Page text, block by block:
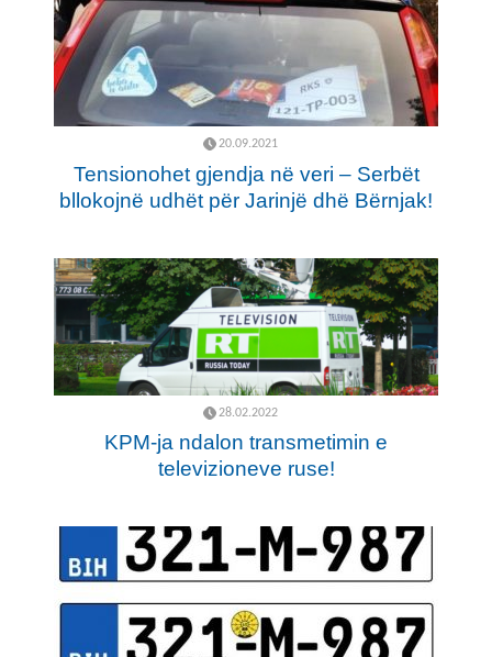
20.09.2021
Tensionohet gjendja në veri – Serbët
bllokojnë udhët për Jarinjë dhë Bërnjak!
28.02.2022
KPM-ja ndalon transmetimin e
televizioneve ruse!